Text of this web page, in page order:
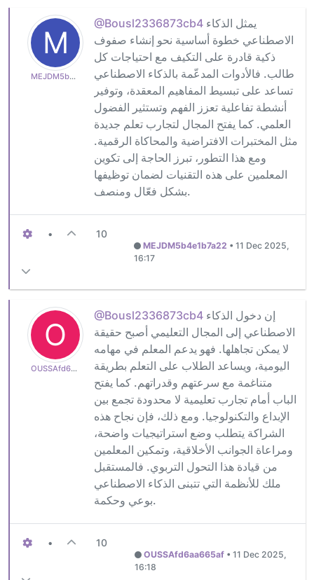
M
MEJDM5b4e1b7a22
@Bousl2336873cb4
الاصطناعي خطوة أساسية نحو إنشاء صفوف
ذكية قادرة على التكيف مع احتياجات كل
طالب. فالأدوات المدعّمة بالذكاء الاصطناعي
تساعد على تبسيط المفاهيم المعقدة، وتوفير
أنشطة تفاعلية تعزز الفهم وتستثير الفضول
العلمي. كما يفتح المجال لتجارب تعلم جديدة
مثل المختبرات الافتراضية والمحاكاة الرقمية.
ومع هذا التطور، تبرز الحاجة إلى تكوين
المعلمين على هذه التقنيات لضمان توظيفها
بشكل فعّال ومنصف.
• 10
MEJDM5b4e1b7a22 • 11 Dec 2025,
16:17
O
OUSSAfd6aa665af
@Bousl2336873cb4
الاصطناعي إلى المجال التعليمي أصبح حقيقة
لا يمكن تجاهلها. فهو يدعم المعلم في مهامه
اليومية، ويساعد الطلاب على التعلم بطريقة
متناغمة مع سرعتهم وقدراتهم. كما يفتح
الباب أمام تجارب تعليمية لا محدودة تجمع بين
الإبداع والتكنولوجيا. ومع ذلك، فإن نجاح هذه
الشراكة يتطلب وضع استراتيجيات واضحة،
ومراعاة الجوانب الأخلاقية، وتمكين المعلمين
من قيادة هذا التحول التربوي. فالمستقبل
ملك للأنظمة التي تتبنى الذكاء الاصطناعي
بوعي وحكمة.
• 10
OUSSAfd6aa665af •11 Dec 2025,
16:18